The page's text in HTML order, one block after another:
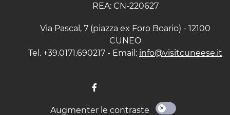
REA: CN-220627
Via Pascal, 7 (piazza ex Foro Boario) - 12100
CUNEO
Tel. +39.0171.690217 - Email: info@visitcuneese.it
Augmenter le contraste